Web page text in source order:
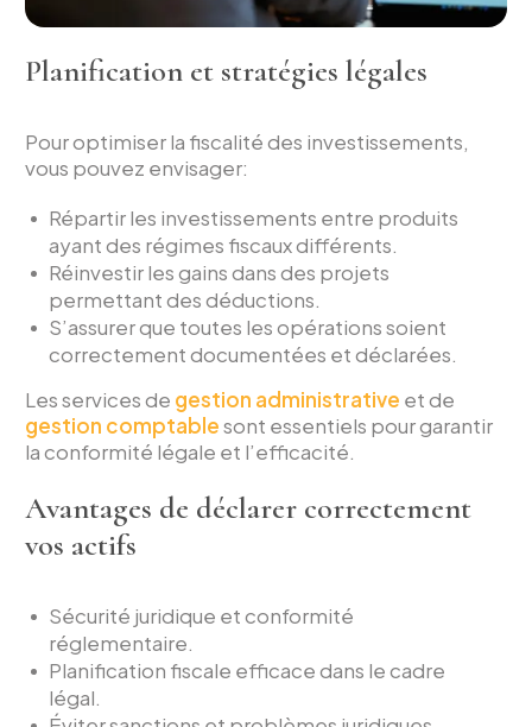
Planification et stratégies légales
Pour optimiser la fiscalité des investissements,
vous pouvez envisager:
Répartir les investissements entre produits
ayant des régimes fiscaux différents.
Réinvestir les gains dans des projets
permettant des déductions.
S’assurer que toutes les opérations soient
correctement documentées et déclarées.
Les services de gestion administrative et de
gestion comptablesont essentiels pour garantir
la conformité légale et l’efficacité.
Avantages de déclarer correctement
vos actifs
Sécurité juridique et conformité
réglementaire.
Planification fiscale efficace dans le cadre
légal.